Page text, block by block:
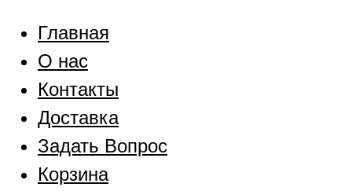
Главная
О нас
Контакты
Доставка
Задать Вопрос
Корзина